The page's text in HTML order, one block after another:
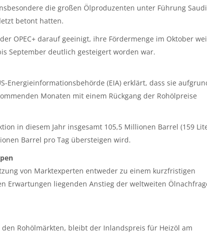
die großen Ölproduzenten unter Führung
betont hatten.
OPEC+ darauf geeinigt, ihre Fördermenge im Oktober
September deutlich gesteigert worden war.
(EIA) erklärt, dass sie
Monaten mit einem Rückgang der Rohölpreise
in diesem Jahr insgesamt 105,5 Millionen Barrel (159
Barrel pro Tag übersteigen wird.
von Marktexperten entweder zu einem kurzfristigen
Erwartungen liegenden Anstieg der weltweiten
Rohölmärkten, bleibt der Inlandspreis für Heizöl am